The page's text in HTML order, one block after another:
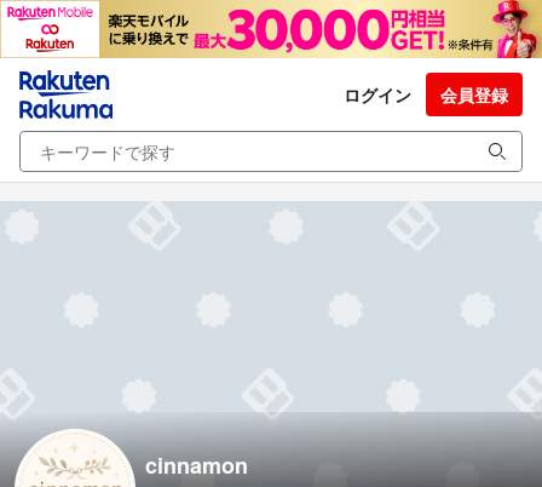
ログイン 会員登録
cinnamon